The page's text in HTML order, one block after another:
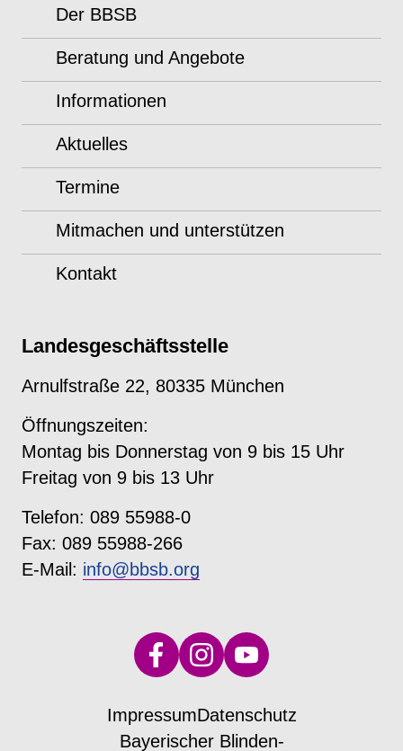
Der BBSB
Beratung und Angebote
Informationen
Aktuelles
Termine
Mitmachen und unterstützen
Kontakt
Landesgeschäftsstelle
Arnulfstraße 22, 80335 München
Öffnungszeiten:
Montag bis Donnerstag von 9 bis 15 Uhr
Freitag von 9 bis 13 Uhr
Telefon: 089 55988-0
Fax: 089 55988-266
E-Mail: info@bbsb.org
ImpressumDatenschutz
Bayerischer Blinden-